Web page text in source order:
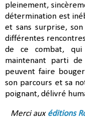
pleinement,
détermination est
et sans surprise,
différentes
de ce combat,
maintenant parti
peuvent faire
son parcours et sa
poignant, délivré
Merci aux éditions